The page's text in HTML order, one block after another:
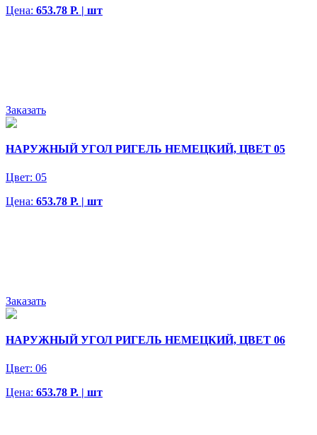
Цена: 653.78 Р. | шт
Заказать
НАРУЖНЫЙ УГОЛ РИГЕЛЬ НЕМЕЦКИЙ, ЦВЕТ 05
Цвет: 05
Цена: 653.78 Р. | шт
Заказать
НАРУЖНЫЙ УГОЛ РИГЕЛЬ НЕМЕЦКИЙ, ЦВЕТ 06
Цвет: 06
Цена: 653.78 Р. | шт